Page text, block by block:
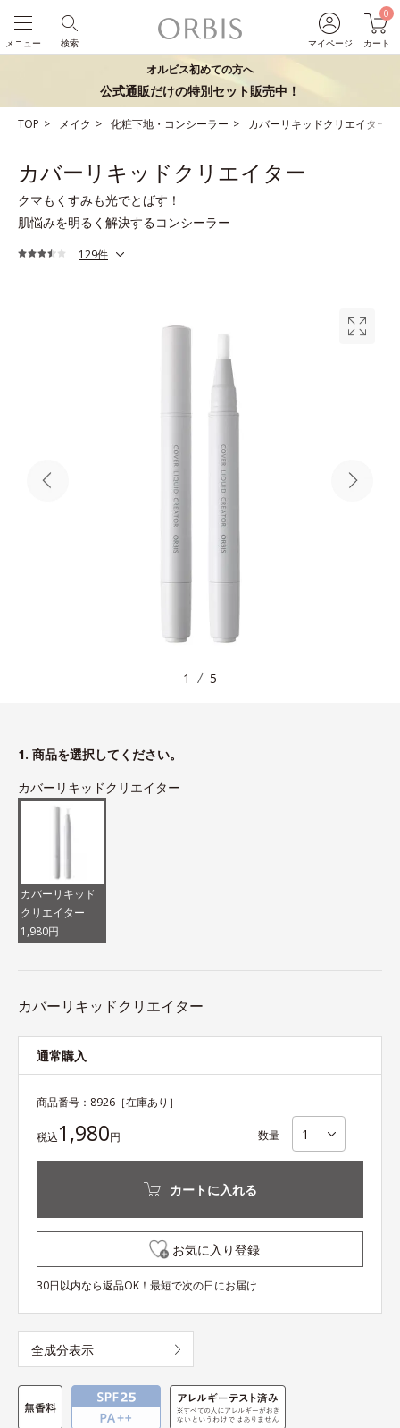
マイページ
0
カート
検索
メニュー
オルビス初めての方へ
公式通販だけの特別セット販売中！
TOP メイク 化粧下地・コンシーラー カバーリキッドクリエイター
カバーリキッドクリエイター
クマもくすみも光でとばす！
肌悩みを明るく解決するコンシーラー
129件
1 5
1. 商品を選択してください。
カバーリキッドクリエイター
カバーリキッド
クリエイター
1,980円
カバーリキッドクリエイター
通常購入
商品番号： 8926 ［在庫あり］
税込1,980円 数量
カートに入れる
お気に入り登録
30日以内なら返品OK！最短で次の日にお届け
全成分表示